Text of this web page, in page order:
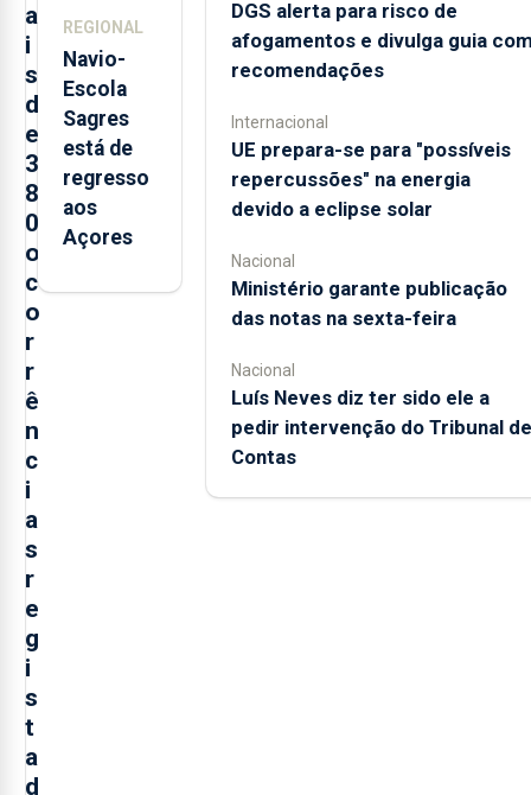
a
i
s
d
e
3
8
0
o
c
o
r
r
ê
n
c
i
a
s
r
e
g
i
s
t
a
d
REGIONAL
Navio-
Escola
Sagres
está de
regresso
aos
Açores
DGS alerta para risco de
afogamentos e divulga guia
recomendações
Internacional
UE prepara-se para "possíveis
repercussões" na energia
devido a eclipse solar
Nacional
Ministério garante publicação
das notas na sexta-feira
Nacional
Luís Neves diz ter sido ele a
pedir intervenção do Tribunal de
Contas